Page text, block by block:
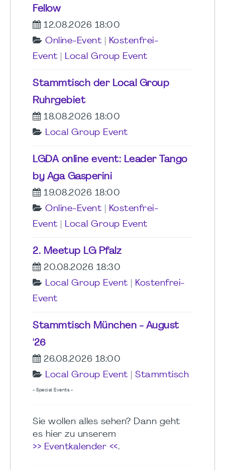
Fellow
12.08.2026 18:00
Online-Event
Kostenfrei-
Event
Local Group Event
Stammtisch der Local Group
Ruhrgebiet
18.08.2026 18:00
Local Group Event
LGDA online event: Leader Tango
by Aga Gasperini
19.08.2026 18:00
Online-Event
Kostenfrei-
Event
Local Group Event
2. Meetup LG Pfalz
20.08.2026 18:30
Local Group Event
Kostenfrei-
Event
Stammtisch München - August
'26
26.08.2026 18:00
Local Group Event
Stammtisch
- Special Events -
Sie wollen alles sehen? Dann geht
es hier zu unserem
>> Eventkalender <<.